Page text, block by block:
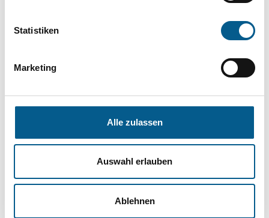
Statistiken
Marketing
Alle zulassen
Auswahl erlauben
Ablehnen
Suchen
Themen: Ländliche Entwicklung
Themen: Wissenschaft und Forschung
Themen: Gesundheitswesen
Themen: Heimatpflege
Stiftungstyp: Lokal tätige Stiftung
Alle Filter entfernen